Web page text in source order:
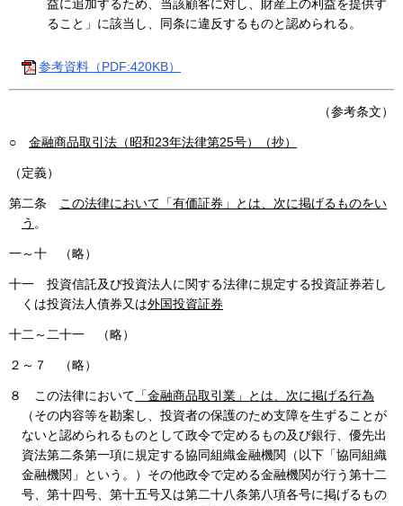
益に追加するため、当該顧客に対し、財産上の利益を提供す
ること」に該当し、同条に違反するものと認められる。
参考資料（PDF:420KB）
（参考条文）
○ 金融商品取引法（昭和23年法律第25号）（抄）
（定義）
第二条
この法律において「有価証券」とは、次に掲げるものをい
う 。
一～十 （略）
十一 投資信託及び投資法人に関する法律に規定する投資証券若し
くは投資法人債券又は外国投資証券
十二～二十一 （略）
２～７ （略）
８ この法律において 「金融商品取引業」とは、次に掲げる行為
（その内容等を勘案し、投資者の保護のため支障を生ずることが
ないと認められるものとして政令で定めるもの及び銀行、優先出
資法第二条第一項に規定する協同組織金融機関（以下「協同組織
金融機関」という。）その他政令で定める金融機関が行う第十二
号、第十四号、第十五号又は第二十八条第八項各号に掲げるもの